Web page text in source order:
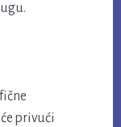
privući